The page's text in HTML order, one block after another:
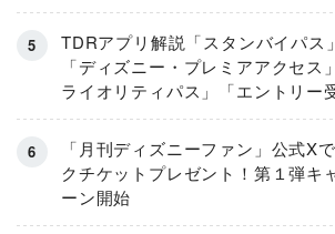
TDRアプリ解説「スタンバイパス
「ディズニー・プレミアアクセス
ライオリティパス」「エントリー
とは
「月刊ディズニーファン」公式X
クチケットプレゼント！第１弾キ
ーン開始